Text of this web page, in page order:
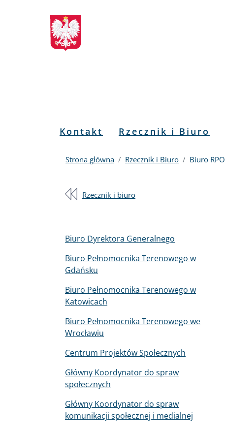
Biuletyn
Informacji
Publicznej
Menu
Kontakt Rzecznik i Biuro
Strona główna Rzecznik i Biuro Biuro RPO
Rzecznik i biuro
Menu
PL
Biuro Dyrektora Generalnego
Biuro Pełnomocnika Terenowego w
Gdańsku
Biuro Pełnomocnika Terenowego w
Katowicach
Biuro Pełnomocnika Terenowego we
Wrocławiu
Centrum Projektów Społecznych
Główny Koordynator do spraw
społecznych
Główny Koordynator do spraw
komunikacji społecznej i medialnej